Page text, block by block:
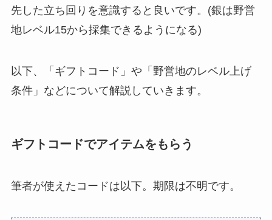
先した立ち回りを意識すると良いです。(銀は野営
地レベル15から採集できるようになる)
以下、「ギフトコード」や「野営地のレベル上げ
条件」などについて解説していきます。
ギフトコードでアイテムをもらう
筆者が使えたコードは以下。期限は不明です。